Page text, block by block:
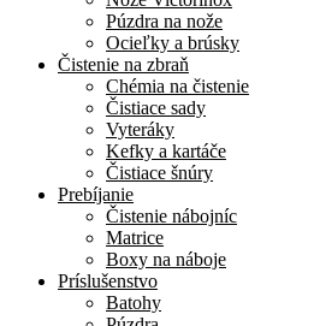
Púzdra na nože
Ocieľky a brúsky
Čistenie na zbraň
Chémia na čistenie
Čistiace sady
Vyteráky
Kefky a kartáče
Čistiace šnúry
Prebíjanie
Čistenie nábojníc
Matrice
Boxy na náboje
Príslušenstvo
Batohy